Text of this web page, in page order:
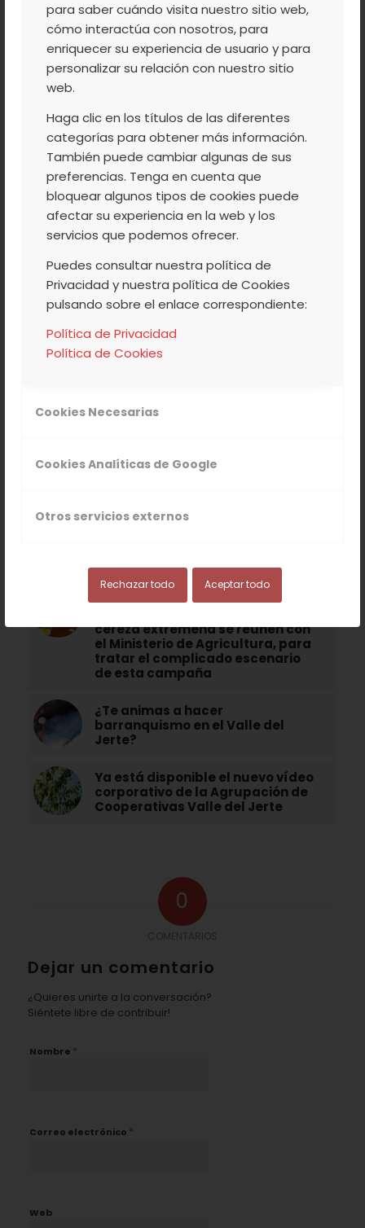
para saber cuándo visita nuestro sitio web,
cómo interactúa con nosotros, para
enriquecer su experiencia de usuario y para
personalizar su relación con nuestro sitio
web.
Haga clic en los títulos de las diferentes
categorías para obtener más información.
También puede cambiar algunas de sus
preferencias. Tenga en cuenta que
bloquear algunos tipos de cookies puede
afectar su experiencia en la web y los
servicios que podemos ofrecer.
Puedes consultar nuestra política de
Privacidad y nuestra política de Cookies
pulsando sobre el enlace correspondiente:
Política de Privacidad
Política de Cookies
Cookies Necesarias
Cookies Analíticas de Google
Otros servicios externos
Rechazar todo Aceptar todo
aplicación del programa LEADER en el Valle
del Jerte.
ETIQUETAS: DESARROLLO RURAL, GOBIERNO
DE COREA DEL SUR
PROGRAMA LEADER
VALLE DEL JERTE
Compartir esta entrada
Otoño en el Valle del Jerte
La Agrupación de Cooperativas y
cereza extremeña se reúnen con
el Ministerio de Agricultura, para
tratar el complicado escenario
de esta campaña
¿Te animas a hacer
barranquismo en el Valle del
Jerte?
Ya está disponible el nuevo vídeo
corporativo de la Agrupación de
Cooperativas Valle del Jerte
0
Dejar un comentario
¿Quieres unirte a la conversación?
Siéntete libre de contribuir!
Nombre *
Correo electrónico *
Web